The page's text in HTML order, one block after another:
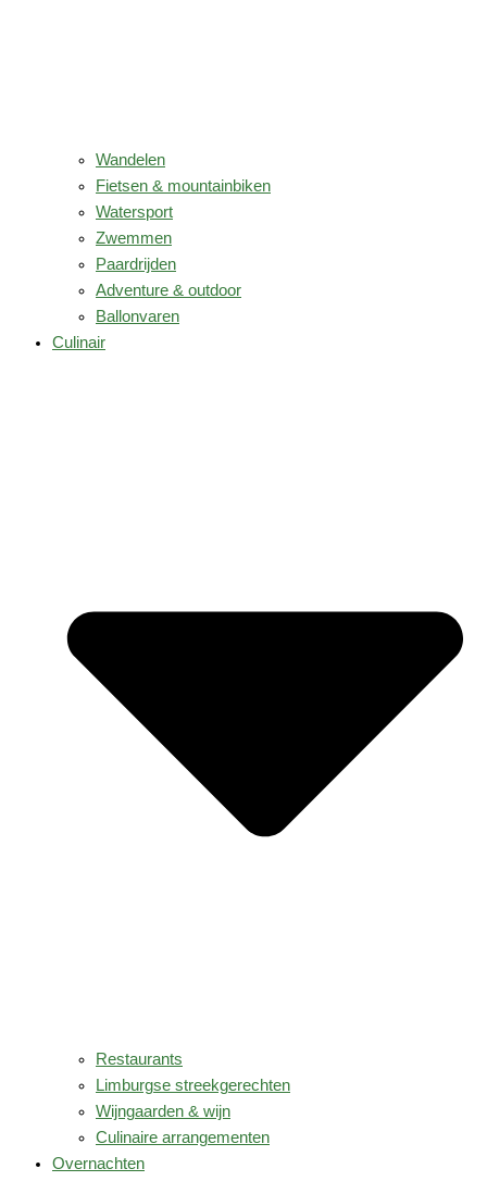
Wandelen
Fietsen & mountainbiken
Watersport
Zwemmen
Paardrijden
Adventure & outdoor
Ballonvaren
Culinair
Restaurants
Limburgse streekgerechten
Wijngaarden & wijn
Culinaire arrangementen
Overnachten